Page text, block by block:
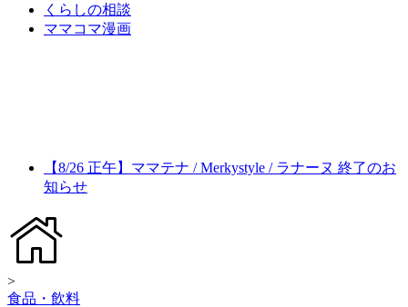
くらしの相談
ママコマ漫画
【8/26 正午】ママテナ / Merkystyle / ラナーヌ 終了のお
知らせ
>
食品・飲料